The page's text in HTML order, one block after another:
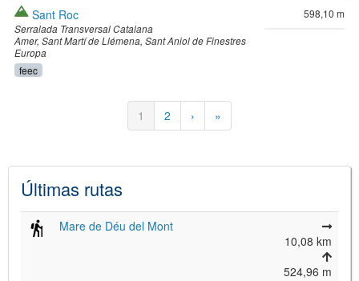
Sant Roc
Serralada Transversal Catalana
Amer Sant Martí de Llémena Sant Aniol de Finestres
Europa
feec
598,10 m
Página
actual
1 Página
2
Siguiente
página
›
Última
página
»
Últimas rutas
Mare de Déu del Mont
10,08 km
524,96 m